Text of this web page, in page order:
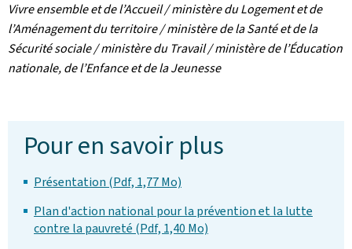
Vivre ensemble et de l’Accueil / ministère du Logement et de
l’Aménagement du territoire / ministère de la Santé et de la
Sécurité sociale / ministère du Travail / ministère de l’Éducation
nationale, de l’Enfance et de la Jeunesse
Pour en savoir plus
Présentation (Pdf, 1,77 Mo)
Plan d'action national pour la prévention et la lutte
contre la pauvreté (Pdf, 1,40 Mo)